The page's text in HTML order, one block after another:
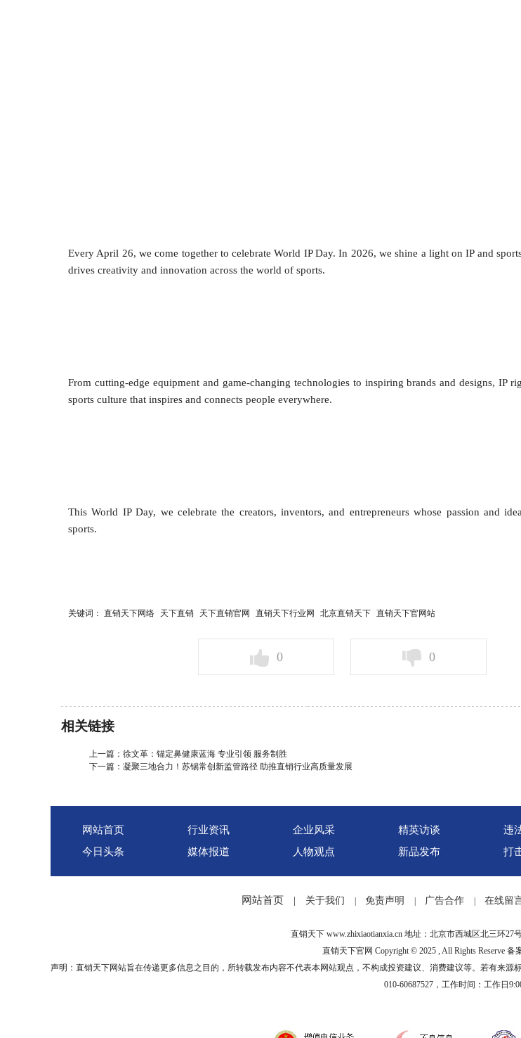
Every April 26, we come together to celebrate World IP Day. In 2026, we shine a light on IP and
drives creativity and innovation across the world of sports.
From cutting-edge equipment and game-changing technologies to inspiring brands and designs, IP
sports culture that inspires and connects people everywhere.
This World IP Day, we celebrate the creators, inventors, and entrepreneurs whose passion and
sports.
关键词： 直销天下网络 天下直销 天下直销官网 直销天下行业网 北京直销天下 直销天下官网站
0 0
相关链接
上一篇： 徐文革：锚定鼻健康蓝海 专业引领 服务制胜
下一篇： 凝聚三地合力！苏锡常创新监管路径 助推直销行业高质量发展
网站首页 行业资讯 企业风采 精英访谈 违
今日头条
媒体报道 人物观点 新品发布 打
网站首页 | 关于我们 免责声明 广告合作 在线留
直销天下www.zhixiaotianxia.cn 地址：北京市西城区北三环27
直销天下官网 Copyright © 2025 , All Rights Reserve 备
声明：直销天下网站旨在传递更多信息之目的，所转载发布内容不代表本网站观点，不构成投资建议、消费建议等。若有来
010-60687527，工作时间：工作日